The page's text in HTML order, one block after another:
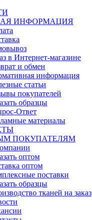
ИНФОРМАЦИЯ
в Интернет-магазине
и обмен
информация
статьи
покупателей
образцы
Ответ
материалы
ПОКУПАТЕЛЯМ
оптом
оптом
поставки
образцы
тканей на заказ